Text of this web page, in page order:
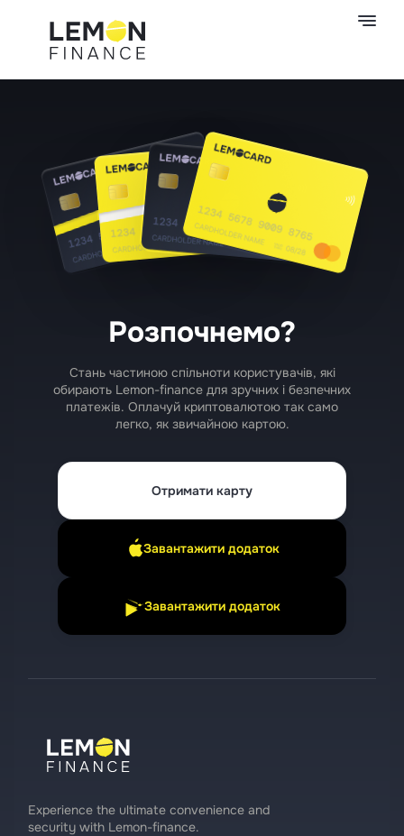
Розпочнемо?
Стань частиною спільноти користувачів, які
обирають Lemon-finance для зручних і безпечних
платежів. Оплачуй криптовалютою так само
легко, як звичайною картою.
Отримати карту
Завантажити додаток
Завантажити додаток
Experience the ultimate convenience and
security with Lemon-finance.